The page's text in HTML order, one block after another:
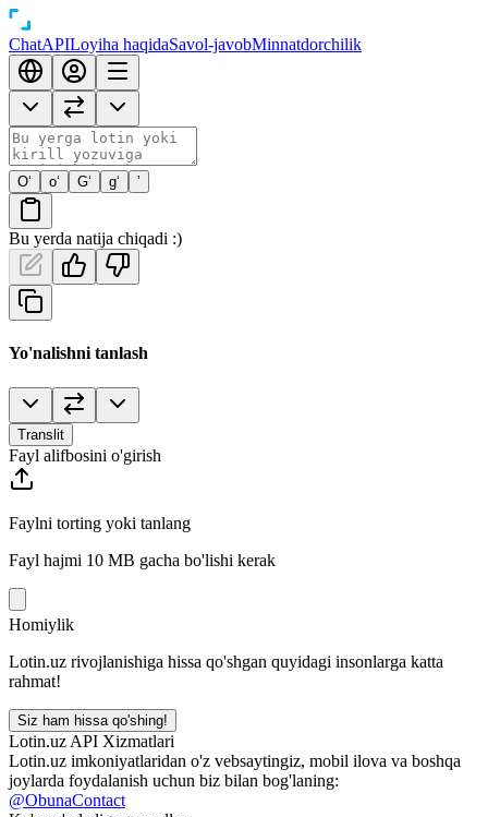
ChatAPILoyiha haqidaSavol-javobMinnatdorchilik
O‘ o‘ G‘ g‘ ’
Bu yerda natija chiqadi :)
Yo'nalishni tanlash
Translit
Fayl alifbosini o'girish
Faylni torting yoki tanlang
Fayl hajmi 10 MB gacha bo'lishi kerak
Homiylik
Lotin.uz rivojlanishiga hissa qo'shgan quyidagi insonlarga katta
rahmat!
Siz ham hissa qo'shing!
Lotin.uz API Xizmatlari
Lotin.uz imkoniyatlaridan o'z vebsaytingiz, mobil ilova va boshqa
joylarda foydalanish uchun biz bilan bog'laning:
@ObunaContact